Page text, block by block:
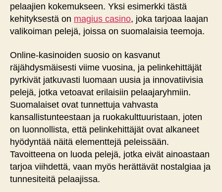
pelaajien kokemukseen. Yksi esimerkki tästä
kehityksestä on magius casino, joka tarjoaa laajan
valikoiman pelejä, joissa on suomalaisia teemoja.
Online-kasinoiden suosio on kasvanut
räjähdysmäisesti viime vuosina, ja pelinkehittäjät
pyrkivät jatkuvasti luomaan uusia ja innovatiivisia
pelejä, jotka vetoavat erilaisiin pelaajaryhmiin.
Suomalaiset ovat tunnettuja vahvasta
kansallistunteestaan ja ruokakulttuuristaan, joten
on luonnollista, että pelinkehittäjät ovat alkaneet
hyödyntää näitä elementtejä peleissään.
Tavoitteena on luoda pelejä, jotka eivät ainoastaan
tarjoa viihdettä, vaan myös herättävät nostalgiaa ja
tunnesiteitä pelaajissa.